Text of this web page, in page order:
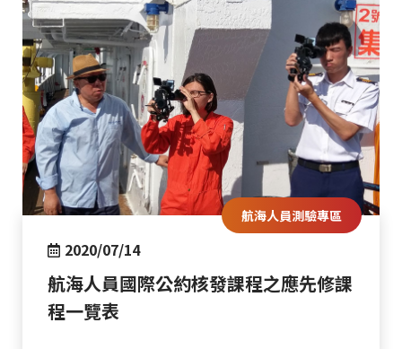
航海人員測驗專區
2020/07/14
航海人員國際公約核發課程之應先修課
程一覽表